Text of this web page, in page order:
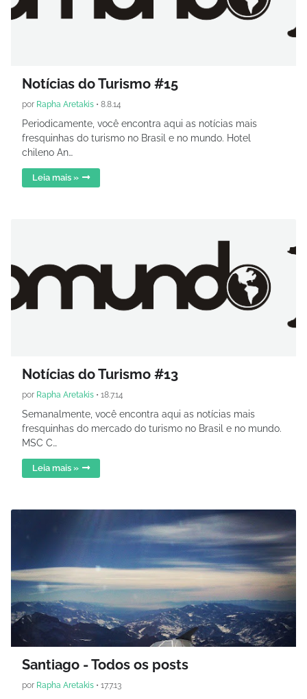
Notícias do Turismo #15
por Rapha Aretakis • 8.8.14
Periodicamente, você encontra aqui as notícias mais
fresquinhas do turismo no Brasil e no mundo. Hotel
chileno An…
Leia mais »
Notícias do Turismo #13
por Rapha Aretakis • 18.7.14
Semanalmente, você encontra aqui as notícias mais
fresquinhas do mercado do turismo no Brasil e no mundo.
MSC C…
Leia mais »
Santiago - Todos os posts
por Rapha Aretakis • 17.7.13